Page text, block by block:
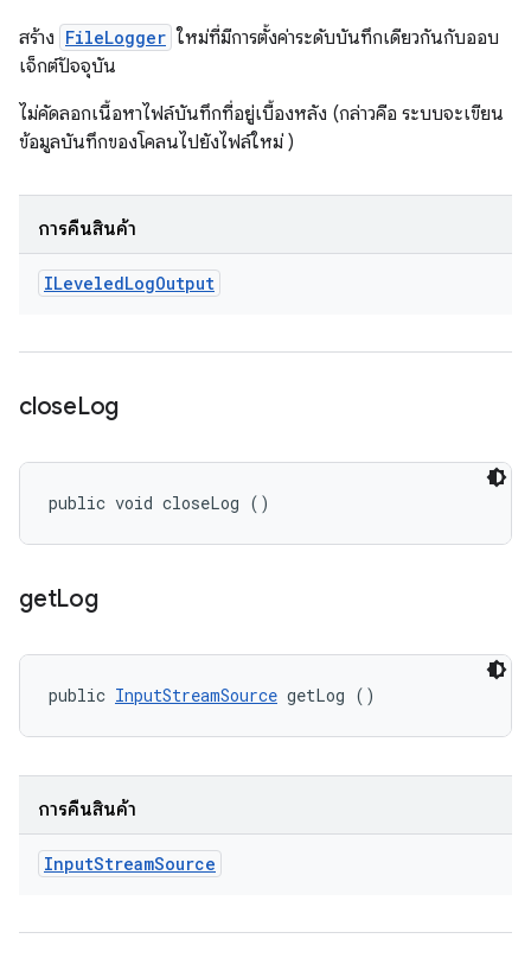
สร้าง FileLogger ใหม่ที่มีการตั้งค่าระดับบันทึกเดียวกันกับออบ
เจ็กต์ปัจจุบัน
ไม่คัดลอกเนื้อหาไฟล์บันทึกที่อยู่เบื้องหลัง (กล่าวคือ ระบบจะเขียน
ข้อมูลบันทึกของโคลนไปยังไฟล์ใหม่ )
การคืนสินค้า
ILeveledLogOutput
closeLog
public void closeLog ()
getLog
public InputStreamSource getLog ()
การคืนสินค้า
InputStreamSource